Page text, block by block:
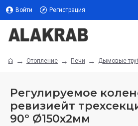
Войти Регистрация
Отопление Печи Дымовые
Регулируемое
ревизиейт
90º Ø150x2мм